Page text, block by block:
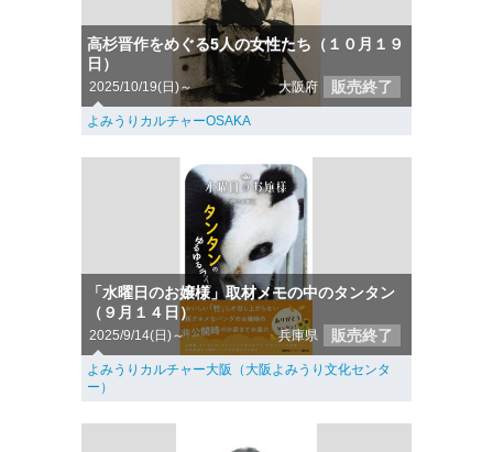
高杉晋作をめぐる5人の女性たち（１０月１９
日）
2025/10/19(日)～ 大阪府 販売終了
よみうりカルチャーOSAKA
「水曜日のお嬢様」取材メモの中のタンタン
（９月１４日）
2025/9/14(日)～ 兵庫県 販売終了
よみうりカルチャー大阪（大阪よみうり文化センタ
ー）